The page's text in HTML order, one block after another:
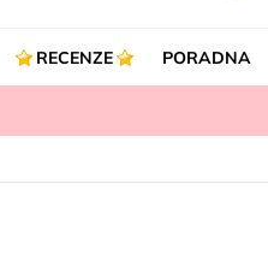
RECENZE PORADNA